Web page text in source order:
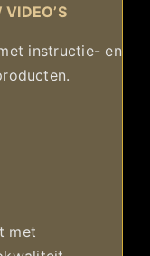
instructie- en
met